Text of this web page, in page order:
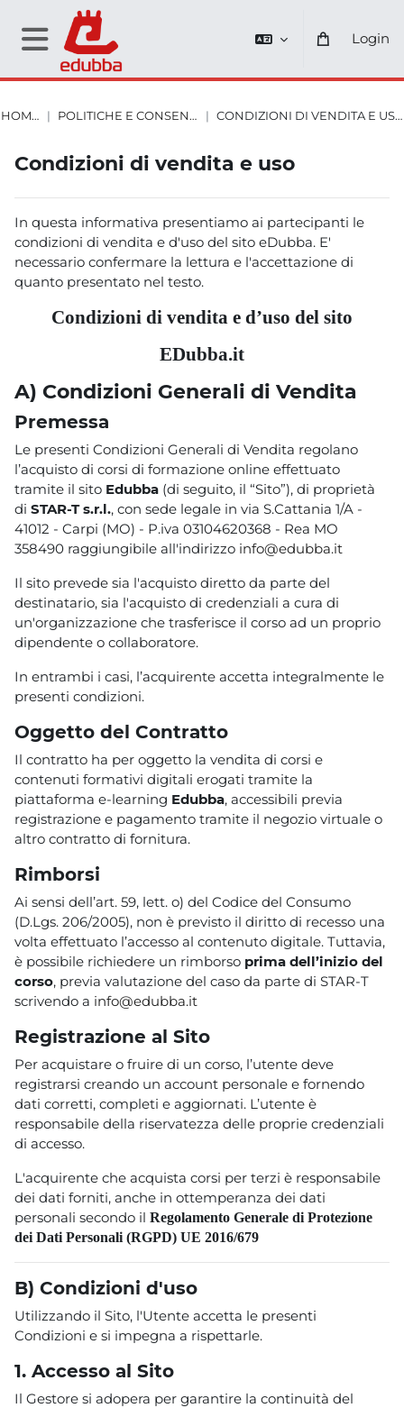
Vai al contenuto principale
Pannello laterale
Login
HOME POLITICHE E CONSENSI CONDIZIONI DI VENDITA E USO
Blocchi
Blocchi
Blocchi
Blocchi
Condizioni di vendita e uso
In questa informativa presentiamo ai partecipanti le
condizioni di vendita e d'uso del sito eDubba. E'
necessario confermare la lettura e l'accettazione di
quanto presentato nel testo.
Condizioni di vendita e d’uso del sito
EDubba.it
A) Condizioni Generali di Vendita
Premessa
Le presenti Condizioni Generali di Vendita regolano
l’acquisto di corsi di formazione online effettuato
tramite il sito Edubba (di seguito, il “Sito”), di proprietà
di STAR-T s.r.l., con sede legale in via S.Cattania 1/A -
41012 - Carpi (MO) - P.iva 03104620368 - Rea MO
358490 raggiungibile all'indirizzo info@edubba.it
Il sito prevede sia l'acquisto diretto da parte del
destinatario, sia l'acquisto di credenziali a cura di
un'organizzazione che trasferisce il corso ad un proprio
dipendente o collaboratore.
In entrambi i casi, l’acquirente accetta integralmente le
presenti condizioni.
Oggetto del Contratto
Il contratto ha per oggetto la vendita di corsi e
contenuti formativi digitali erogati tramite la
piattaforma e-learning Edubba, accessibili previa
registrazione e pagamento tramite il negozio virtuale o
altro contratto di fornitura.
Rimborsi
Ai sensi dell’art. 59, lett. o) del Codice del Consumo
(D.Lgs. 206/2005), non è previsto il diritto di recesso una
volta effettuato l’accesso al contenuto digitale. Tuttavia,
è possibile richiedere un rimborso prima dell’inizio del
corso, previa valutazione del caso da parte di STAR-T
scrivendo a info@edubba.it
Registrazione al Sito
Per acquistare o fruire di un corso, l’utente deve
registrarsi creando un account personale e fornendo
dati corretti, completi e aggiornati. L’utente è
responsabile della riservatezza delle proprie credenziali
di accesso.
L'acquirente che acquista corsi per terzi è responsabile
dei dati forniti, anche in ottemperanza dei dati
personali secondo il Regolamento Generale di Protezione
dei Dati Personali (RGPD) UE 2016/679
B) Condizioni d'uso
Utilizzando il Sito, l'Utente accetta le presenti
Condizioni e si impegna a rispettarle.
1. Accesso al Sito
Il Gestore si adopera per garantire la continuità del